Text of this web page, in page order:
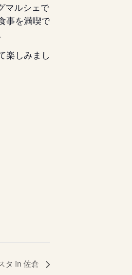
マルシェで
事を満喫で
楽しみまし
タ in 佐倉